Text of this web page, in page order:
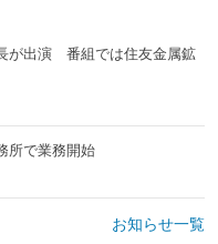
が出演 番組では住友金属鉱
所で業務開始
お知らせ一覧